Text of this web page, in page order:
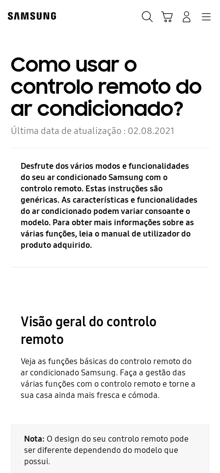
content
accessibility
Como usar o
controlo remoto do
ar condicionado?
Última data de atualização : 02.08.2021
Desfrute dos vários modos e funcionalidades
do seu ar condicionado Samsung com o
controlo remoto. Estas instruções são
genéricas. As características e funcionalidades
do ar condicionado podem variar consoante o
modelo. Para obter mais informações sobre as
várias funções, leia o manual de utilizador do
produto adquirido.
Visão geral do controlo
remoto
Veja as funções básicas do controlo remoto do
ar condicionado Samsung. Faça a gestão das
várias funções com o controlo remoto e torne a
sua casa ainda mais fresca e cómoda.
Nota: O design do seu controlo remoto pode
ser diferente dependendo do modelo que
possui.